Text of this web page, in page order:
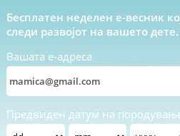
Бесплатен неделен е-весник
следи развојот на вашето дете.
Вашата е-адреса
Предвиден датум на